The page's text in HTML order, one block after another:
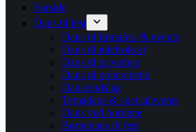
Forside
Dans til fest
Dans til firmafest & events
Dans til julefrokost
Dans til privatfest
Dans til polterabend
Danseindslag
Temadans & specialevents
Dans ved bordene
Børnedans til fest